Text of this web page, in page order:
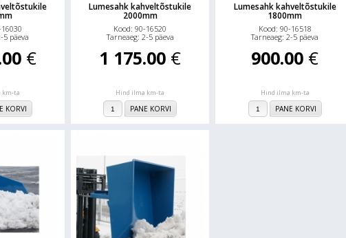
5 päeva
€
km-ta
KORVI
Lumesahk kahveltõstukile
2000mm
Kood: 90-16520
Tarneaeg: 2-5 päeva
1 175.00 €
Hind ilma km-ta
PANE KORVI
Lumesahk kahveltõstukile
1800mm
Kood: 90-16518
Tarneaeg: 2-5 päeva
900.00 €
Hind ilma km-ta
PANE KORVI